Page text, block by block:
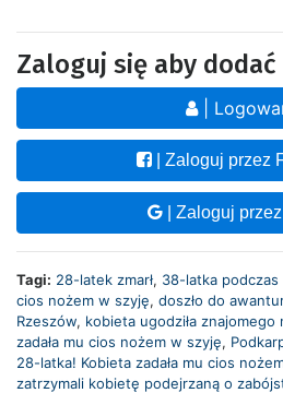
Zaloguj się aby
|
| Zaloguj przez
| Zaloguj
Tagi: 28-latek zmarł, 38-latka podczas
cios nożem w szyję, doszło do
Rzeszów, kobieta ugodziła znajomego
zadała mu cios nożem w szyję,
28-latka! Kobieta zadała mu cios
zatrzymali kobietę podejrzaną o